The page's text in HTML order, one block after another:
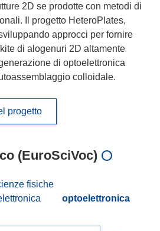
2D se prodotte con metodi di
Il progetto HeteroPlates,
approcci per fornire
di alogenuri 2D altamente
di optoelettronica
colloidale.
progetto
(EuroSciVoc)
fisiche
optoelettronica